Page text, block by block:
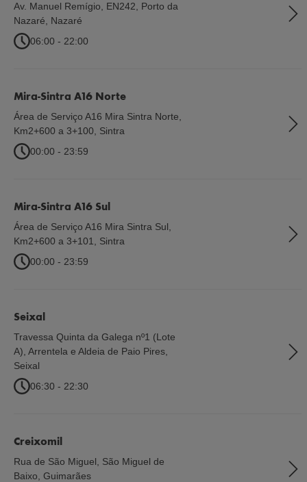
Av. Manuel Remígio, EN242, Porto da
Nazaré
Nazaré
06:00 - 22:00
Mira-Sintra A16 Norte
Área de Serviço A16 Mira Sintra Norte,
Km2+600 a 3+100
Sintra
00:00 - 23:59
Mira-Sintra A16 Sul
Área de Serviço A16 Mira Sintra Sul,
Km2+600 a 3+101
Sintra
00:00 - 23:59
Seixal
Travessa Quinta da Galega nº1 (Lote
A), Arrentela e Aldeia de Paio Pires
Seixal
06:30 - 22:30
Creixomil
Rua de São Miguel, São Miguel de
Baixo Guimarães